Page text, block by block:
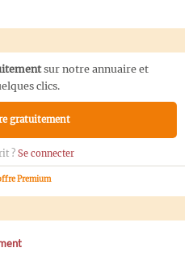
sur notre annuaire et
clics.
gratuitement
? Se connecter
Premium